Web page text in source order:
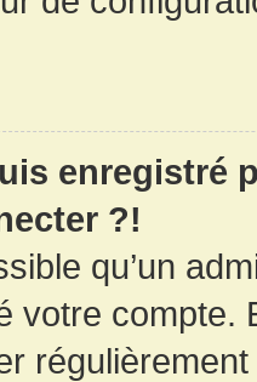
enregistré
?!
qu’un
votre compte.